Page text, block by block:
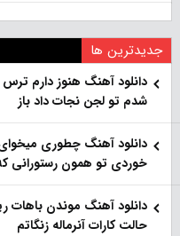
جدیدترین ها
دانلود آهنگ هنو‌ز دارم
شدم تو لجن نجات داد باز
دانلود آهنگ چطوری
خوردی تو همون رستورانی
دانلود آهنگ موندن باهات
حالت کارات آنرماله زنگاتم